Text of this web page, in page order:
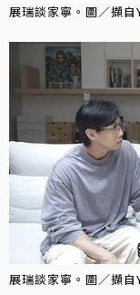
展瑞談家寧。圖／擷
展瑞談家寧。圖／擷